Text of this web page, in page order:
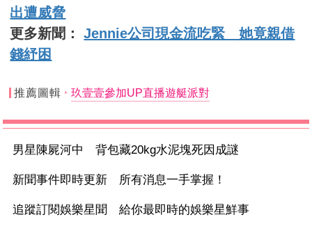
出遭威脅
更多新聞：Jennie公司現金流吃緊 她竟親借
錢紓困
推薦圖輯 玖壹壹參加UP直播遊艇派對
男星陳屍河中 背包藏20kg水泥塊死因成謎
新聞事件即時更新 所有消息一手掌握！
追蹤訂閱娛樂星聞 給你最即時的娛樂星鮮事